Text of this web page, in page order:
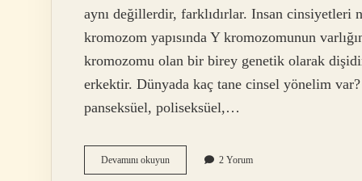
aynı değillerdir, farklıdırlar. Insan cinsiyetleri
kromozom yapısında Y kromozomunun
kromozomu olan bir birey genetik olarak
erkektir. Dünyada kaç tane cinsel yönelim
panseksüel, poliseksüel,…
Devamını okuyunHangi
Cinsiyetler
2 Yorum